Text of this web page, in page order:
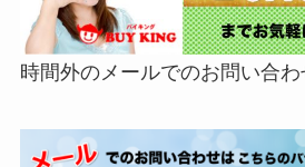
時間外のメールでのお問い合わ